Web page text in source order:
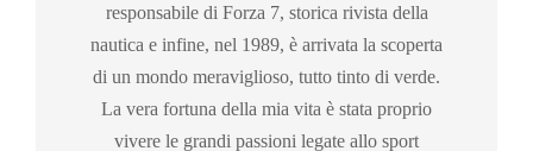
responsabile di Forza 7, storica rivista della
nautica e infine, nel 1989, è arrivata la scoperta
di un mondo meraviglioso, tutto tinto di verde.
La vera fortuna della mia vita è stata proprio
vivere le grandi passioni legate allo sport